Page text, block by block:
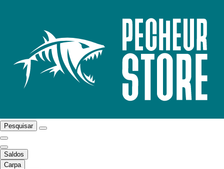
Pesquisar
Saldos
Carpa